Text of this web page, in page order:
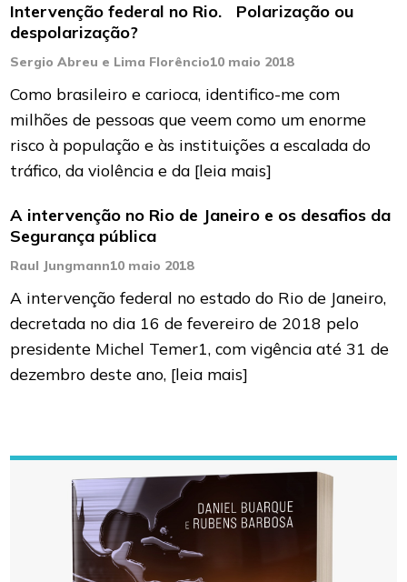
Intervenção federal no Rio. Polarização ou
despolarização?
Sergio Abreu e Lima Florêncio10 maio 2018
Como brasileiro e carioca, identifico-me com
milhões de pessoas que veem como um enorme
risco à população e às instituições a escalada do
tráfico, da violência e da [leia mais]
A intervenção no Rio de Janeiro e os desafios da
Segurança pública
Raul Jungmann10 maio 2018
A intervenção federal no estado do Rio de Janeiro,
decretada no dia 16 de fevereiro de 2018 pelo
presidente Michel Temer1, com vigência até 31 de
dezembro deste ano, [leia mais]